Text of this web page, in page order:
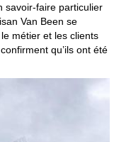
savoir-faire particulier
Van Been se
métier et les clients
qu’ils ont été